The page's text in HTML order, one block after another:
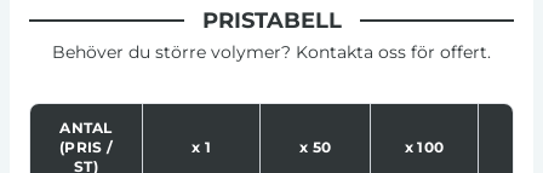
PRISTABELL
Behöver du större volymer? Kontakta oss för offert.
ANTAL
(PRIS /
ST)
x 1 x 50 x100